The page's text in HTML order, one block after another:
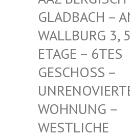
CH – AN DER
RG 3, 5.
– 6TES GESCHO
SS – UNRENO
VIERTE-VZ
G – WESTLI
CHE RICHTU